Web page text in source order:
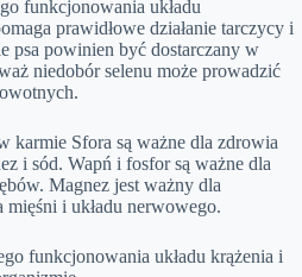
funkcjonowania układu
prawidłowe działanie tarczycy i
psa powinien być dostarczany w
niedobór selenu może prowadzić
karmie Sfora są ważne dla zdrowia
i sód. Wapń i fosfor są ważne dla
Magnez jest ważny dla
i układu nerwowego.
funkcjonowania układu krążenia i